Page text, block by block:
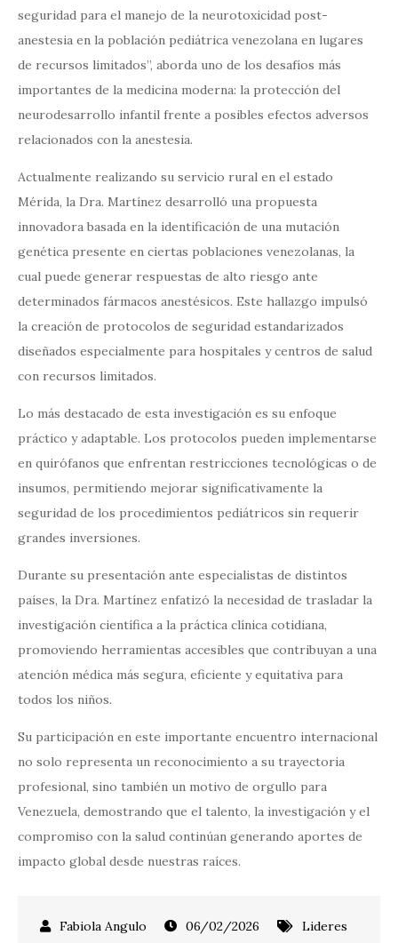
seguridad para el manejo de la neurotoxicidad post-
anestesia en la población pediátrica venezolana en lugares
de recursos limitados”, aborda uno de los desafíos más
importantes de la medicina moderna: la protección del
neurodesarrollo infantil frente a posibles efectos adversos
relacionados con la anestesia.
Actualmente realizando su servicio rural en el estado
Mérida, la Dra. Martínez desarrolló una propuesta
innovadora basada en la identificación de una mutación
genética presente en ciertas poblaciones venezolanas, la
cual puede generar respuestas de alto riesgo ante
determinados fármacos anestésicos. Este hallazgo impulsó
la creación de protocolos de seguridad estandarizados
diseñados especialmente para hospitales y centros de salud
con recursos limitados.
Lo más destacado de esta investigación es su enfoque
práctico y adaptable. Los protocolos pueden implementarse
en quirófanos que enfrentan restricciones tecnológicas o de
insumos, permitiendo mejorar significativamente la
seguridad de los procedimientos pediátricos sin requerir
grandes inversiones.
Durante su presentación ante especialistas de distintos
países, la Dra. Martínez enfatizó la necesidad de trasladar la
investigación científica a la práctica clínica cotidiana,
promoviendo herramientas accesibles que contribuyan a una
atención médica más segura, eficiente y equitativa para
todos los niños.
Su participación en este importante encuentro internacional
no solo representa un reconocimiento a su trayectoria
profesional, sino también un motivo de orgullo para
Venezuela, demostrando que el talento, la investigación y el
compromiso con la salud continúan generando aportes de
impacto global desde nuestras raíces.
06/02/2026
Lideres